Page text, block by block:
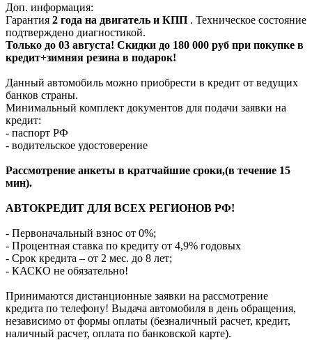
Доп. информация:
Гарантия 2 года на двигатель и КПП . Техническое состояние
подтверждено диагностикой.
Только до 03 августа! Скидки до 180 000 руб при покупке в
кредит+зимняя резина в подарок!
Данный автомобиль можно приобрести в кредит от ведущих
банков страны.
Минимальный комплект документов для подачи заявки на
кредит:
- паспорт РФ
- водительское удостоверение
Рассмотрение анкеты в кратчайшие сроки,(в течение 15
мин).
АВТОКРЕДИТ ДЛЯ ВСЕХ РЕГИОНОВ РФ!
- Первоначальный взнос от 0%;
- Процентная ставка по кредиту от 4,9% годовых
- Срок кредита – от 2 мес. до 8 лет;
- КАСКО не обязательно!
Принимаются дистанционные заявки на рассмотрение
кредита по телефону! Выдача автомобиля в день обращения,
независимо от формы оплаты (безналичный расчет, кредит,
наличный расчет, оплата по банковской карте).